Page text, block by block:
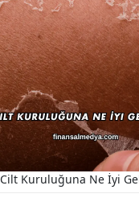
Cilt Kuruluğuna Ne İyi